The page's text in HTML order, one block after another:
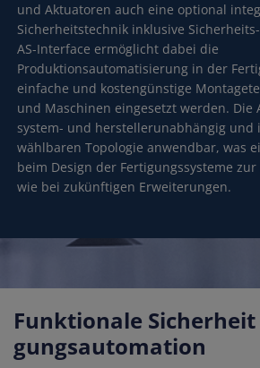
und Aktuatoren auch eine optional
Sicherheitstechnik inklusive
AS-Interface ermöglicht dabei die
Produktionsautomatisierung in der
einfache und kostengünstige
und Maschinen eingesetzt werden. Die
system- und herstellerunabhängig und
wählbaren Topologie anwendbar, was
beim Design der Fertigungssysteme zur
wie bei zukünftigen Erweiterungen.
Funktionale
gungsautomation